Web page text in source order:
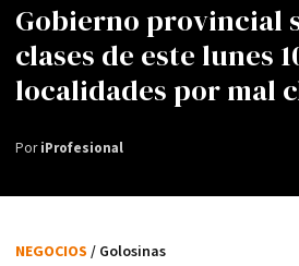
Gobierno provincial
clases de este lunes
localidades por mal
PoriProfesional
NEGOCIOS / Golosinas